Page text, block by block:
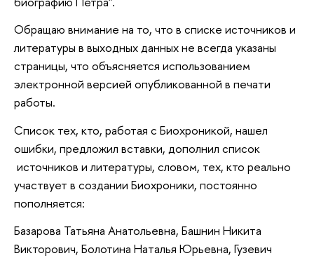
Обращаю внимание на то, что в списке источников и
литературы в выходных данных не всегда указаны
страницы, что объясняется использованием
электронной версией опубликованной в печати
работы.
Список тех, кто, работая с Биохроникой, нашел
ошибки, предложил вставки, дополнил список
источников и литературы, словом, тех, кто реально
участвует в создании Биохроники, постоянно
пополняется:
Базарова Татьяна Анатольевна, Башнин Никита
Викторович, Болотина Наталья Юрьевна, Гузевич